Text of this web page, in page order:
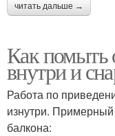
читать дальше →
Как помыть
внутри и
Работа по
изнутри.
балкона: